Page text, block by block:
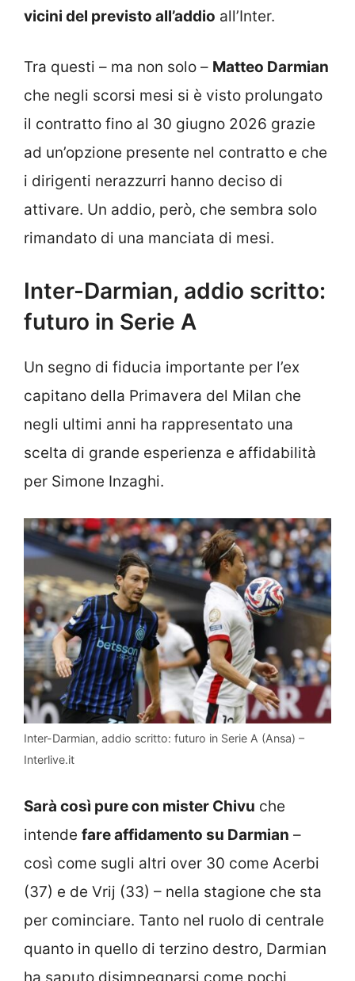
vicini del previsto all’addio all’Inter.
Tra questi – ma non solo – Matteo Darmian
che negli scorsi mesi si è visto prolungato
il contratto fino al 30 giugno 2026 grazie
ad un’opzione presente nel contratto e che
i dirigenti nerazzurri hanno deciso di
attivare. Un addio, però, che sembra solo
rimandato di una manciata di mesi.
Inter-Darmian, addio scritto:
futuro in Serie A
Un segno di fiducia importante per l’ex
capitano della Primavera del Milan che
negli ultimi anni ha rappresentato una
scelta di grande esperienza e affidabilità
per Simone Inzaghi.
Inter-Darmian, addio scritto: futuro in Serie A (Ansa) –
Interlive.it
Sarà così pure con mister Chivu che
intende fare affidamento su Darmian –
così come sugli altri over 30 come Acerbi
(37) e de Vrij (33) – nella stagione che sta
per cominciare. Tanto nel ruolo di centrale
quanto in quello di terzino destro, Darmian